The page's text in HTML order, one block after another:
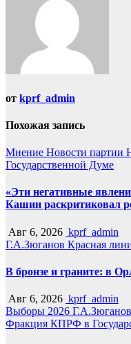
от kprf_admin
Похожая запись
Мнение Новости партии
Государственной Думе
«Эти негативные
Кашин раскритиковал
Авг 6, 2026 kprf_admin
Г.А.Зюганов Красная
В бронзе и граните: в
Авг 6, 2026 kprf_admin
Выборы 2026 Г.А.Зюганов
Фракция КПРФ в